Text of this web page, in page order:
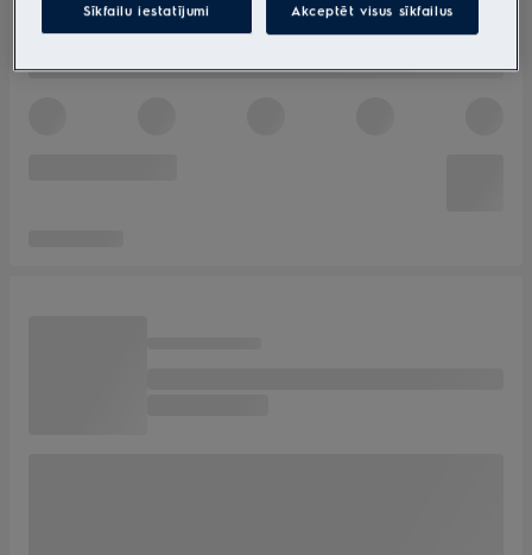
Sīkfailu iestatījumi Akceptēt visus sīkfailus